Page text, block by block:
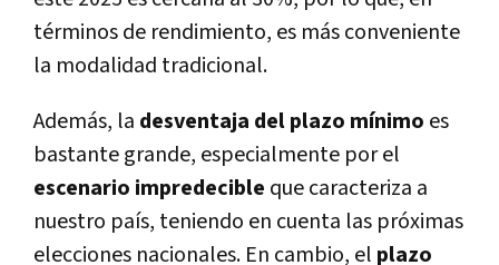
términos de rendimiento, es más conveniente
la modalidad tradicional.
Además, la desventaja del plazo mínimo es
bastante grande, especialmente por el
escenario impredecible que caracteriza a
nuestro país, teniendo en cuenta las próximas
elecciones nacionales. En cambio, el plazo